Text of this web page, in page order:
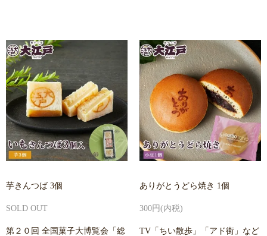
芋きんつば 3個
SOLD OUT
第２０回 全国菓子大博覧会「総
ありがとうどら焼き 1個
300円(内税)
TV「ちい散歩」「アド街」など